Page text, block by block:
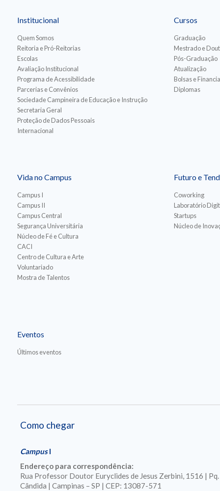
Institucional
Quem Somos
Reitoria e Pró-Reitorias
Escolas
Avaliação Institucional
Programa de Acessibilidade
Parcerias e Convênios
Sociedade Campineira de Educação e Instrução
Secretaria Geral
Proteção de Dados Pessoais
Internacional
Cursos
Graduação
Mestrado e
Pós-Graduação
Atualização
Bolsas e
Diplomas
Vida no Campus
Campus I
Campus II
Campus Central
Segurança Universitária
Núcleo de Fé e Cultura
CACI
Centro de Cultura e Arte
Voluntariado
Mostra de Talentos
Futuro e
Coworking
Laboratório
Startups
Núcleo de
Eventos
Últimos eventos
Como chegar
CampusI
Endereço para correspondência:
Rua Professor Doutor Euryclides de Jesus Zerbini, 1516 | Pq.
Cândida | Campinas – SP | CEP: 13087-571